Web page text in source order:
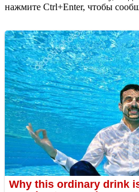
нажмите Ctrl+Enter, чтобы